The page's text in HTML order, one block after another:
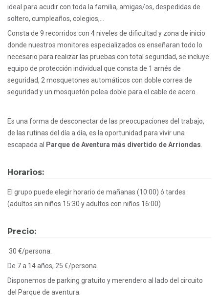
ideal para acudir con toda la familia, amigas/os, despedidas de
soltero, cumpleaños, colegios,…
Consta de 9 recorridos con 4 niveles de dificultad y zona de inicio
donde nuestros monitores especializados os enseñaran todo lo
necesario para realizar las pruebas con total seguridad, se incluye
equipo de protección individual que consta de 1 arnés de
seguridad, 2 mosquetones automáticos con doble correa de
seguridad y un mosquetón polea doble para el cable de acero.
Es una forma de desconectar de las preocupaciones del trabajo,
de las rutinas del día a día, es la oportunidad para vivir una
escapada al Parque de Aventura más divertido de Arriondas.
Horarios:
El grupo puede elegir horario de mañanas (10:00) ó tardes
(adultos sin niños 15:30 y adultos con niños 16:00)
Precio:
30 €/persona.
De 7 a 14 años, 25 €/persona.
Disponemos de parking gratuito y merendero al lado del circuito
del Parque de aventura.